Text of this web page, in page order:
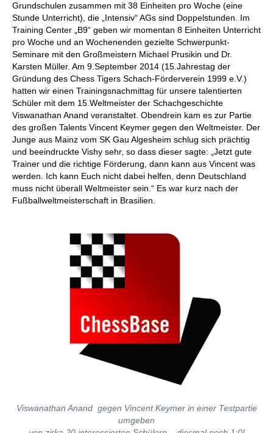
Grundschulen zusammen mit 38 Einheiten pro Woche (eine
Stunde Unterricht), die „Intensiv“ AGs sind Doppelstunden. Im
Training Center „B9“ geben wir momentan 8 Einheiten Unterricht
pro Woche und an Wochenenden gezielte Schwerpunkt-
Seminare mit den Großmeistern Michael Prusikin und Dr.
Karsten Müller. Am 9.September 2014 (15.Jahrestag der
Gründung des Chess Tigers Schach-Förderverein 1999 e.V.)
hatten wir einen Trainingsnachmittag für unsere talentierten
Schüler mit dem 15.Weltmeister der Schachgeschichte
Viswanathan Anand veranstaltet. Obendrein kam es zur Partie
des großen Talents Vincent Keymer gegen den Weltmeister. Der
Junge aus Mainz vom SK Gau Algesheim schlug sich prächtig
und beeindruckte Vishy sehr, so dass dieser sagte: „Jetzt gute
Trainer und die richtige Förderung, dann kann aus Vincent was
werden. Ich kann Euch nicht dabei helfen, denn Deutschland
muss nicht überall Weltmeister sein.“ Es war kurz nach der
Fußballweltmeisterschaft in Brasilien.
Viswanathan Anand gegen Vincent Keymer in einer Testpartie
umgeben